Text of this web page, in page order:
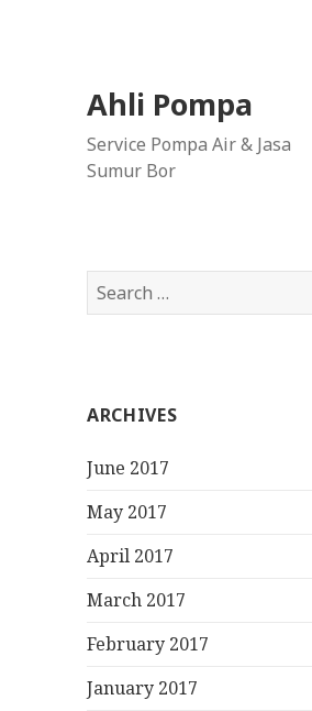
Ahli Pompa
Service Pompa Air & Jasa
Sumur Bor
S
e
h
o
:
ARCHIVES
June 2017
May 2017
April 2017
March 2017
February 2017
January 2017